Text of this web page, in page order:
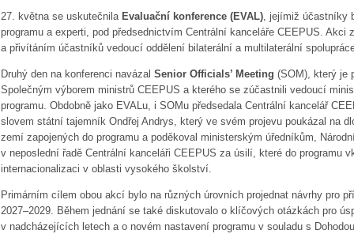
27. května se uskutečnila Evaluační konference (EVAL), jejímiž účastníky
programu a experti, pod předsednictvím Centrální kanceláře CEEPUS. Akci
a přivítáním účastníků vedoucí oddělení bilaterální a multilaterální
Druhý den na konferenci navázal Senior Officials’ Meeting (SOM), který je
Společným výborem ministrů CEEPUS a kterého se zúčastnili vedoucí
programu. Obdobně jako EVALu, i SOMu předsedala Centrální kancelář
slovem státní tajemník Ondřej Andrys, který ve svém projevu poukázal na
zemí zapojených do programu a poděkoval ministerským úředníkům,
v neposlední řadě Centrální kanceláři CEEPUS za úsilí, které do programu
internacionalizaci v oblasti vysokého školství.
Primárním cílem obou akcí bylo na různých úrovních projednat návrhy pro
2027–2029. Během jednání se také diskutovalo o klíčových otázkách pro
v nadcházejících letech a o novém nastavení programu v souladu s